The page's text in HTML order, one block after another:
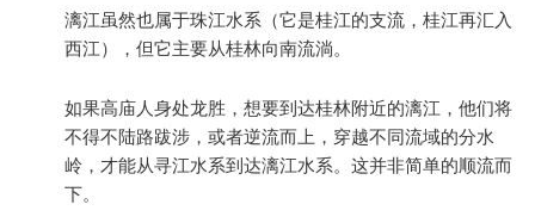
漓江虽然也属于珠江水系（它是桂江的支流，桂江再汇入
西江），但它主要从桂林向南流淌。
如果高庙人身处龙胜，想要到达桂林附近的漓江，他们将
不得不陆路跋涉，或者逆流而上，穿越不同流域的分水
岭，才能从寻江水系到达漓江水系。这并非简单的顺流而
下。